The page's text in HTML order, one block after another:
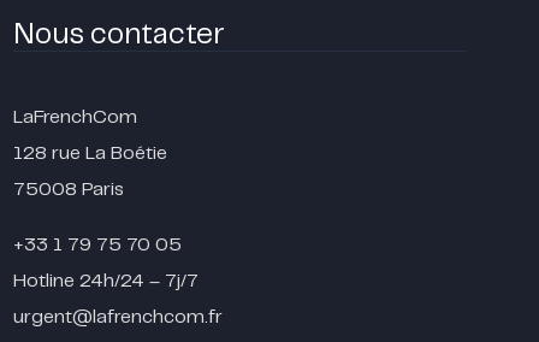
Nous contacter
LaFrenchCom
128 rue La Boétie
75008 Paris
+33 1 79 75 70 05
Hotline 24h/24 – 7j/7
urgent@lafrenchcom.fr